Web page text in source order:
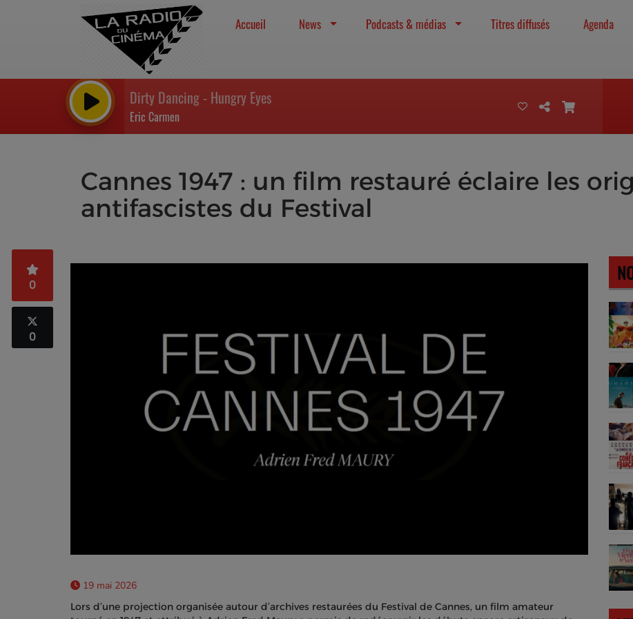
Accueil News Podcasts & médias Titres diffusés Agenda
Dirty Dancing - Hungry Eyes
Eric Carmen
Cannes 1947 : un film restauré éclaire les
antifascistes du Festival
0
0
19 mai 2026
Lors d’une projection organisée autour d’archives restaurées du Festival de Cannes, un film amateur